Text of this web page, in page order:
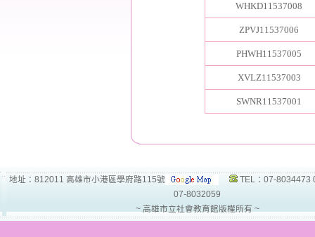
WHKD11537008
ZPVJ11537006
PHWH11537005
XVLZ11537003
SWNR11537001
地址：812011 高雄市小港區學府路115號
TEL：07-8034473
07-8032059
~ 高雄市立社會教育館版權所有 ~